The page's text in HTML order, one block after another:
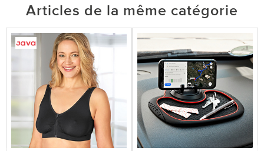
Articles de la même catégorie